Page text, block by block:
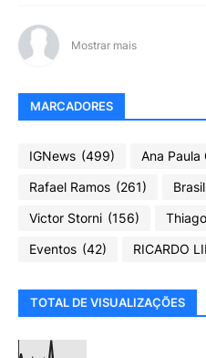
Mostrar mais
MARCADORES
IGNews (499) Ana Paula
Rafael Ramos (261) Brasil
Victor Storni (156)
Eventos (42) RICARDO
TOTAL DE VISUALIZAÇÕES